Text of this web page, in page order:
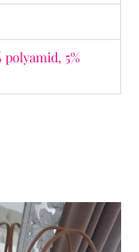
polyamid, 5%